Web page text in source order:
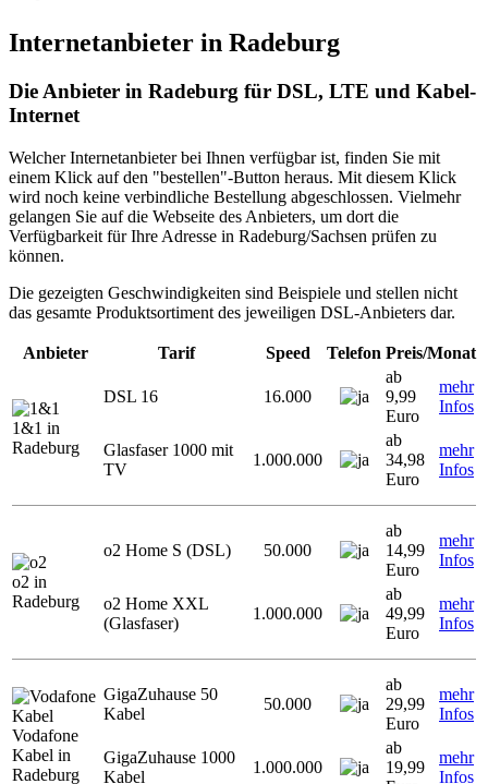
Internetanbieter in Radeburg
Die Anbieter in Radeburg für DSL, LTE und Kabel-
Internet
Welcher Internetanbieter bei Ihnen verfügbar ist, finden Sie mit
einem Klick auf den "bestellen"-Button heraus. Mit diesem Klick
wird noch keine verbindliche Bestellung abgeschlossen. Vielmehr
gelangen Sie auf die Webseite des Anbieters, um dort die
Verfügbarkeit für Ihre Adresse in Radeburg/Sachsen prüfen zu
können.
Die gezeigten Geschwindigkeiten sind Beispiele und stellen nicht
das gesamte Produktsortiment des jeweiligen DSL-Anbieters dar.
Anbieter Tarif Speed Telefon Preis/Monat
1&1 in
Radeburg
DSL 16 16.000
ab
9,99
Euro
mehr
Infos
Glasfaser 1000 mit
TV
1.000.000
ab
34,98
Euro
mehr
Infos
o2 in
Radeburg
o2 Home S (DSL) 50.000
ab
14,99
Euro
mehr
Infos
o2 Home XXL
(Glasfaser)
1.000.000
ab
49,99
Euro
mehr
Infos
Vodafone
Kabel in
Radeburg
GigaZuhause 50
Kabel
50.000
ab
29,99
Euro
mehr
Infos
GigaZuhause 1000
Kabel
1.000.000
ab
19,99
mehr
Infos